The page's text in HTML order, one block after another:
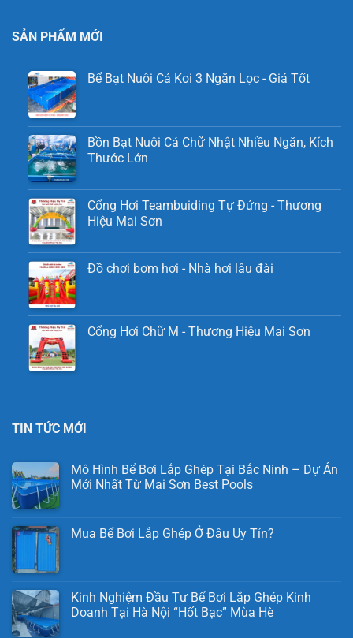
SẢN PHẨM MỚI
Bể Bạt Nuôi Cá Koi 3 Ngăn Lọc - Giá Tốt
Bồn Bạt Nuôi Cá Chữ Nhật Nhiều Ngăn, Kích
Thước Lớn
Cổng Hơi Teambuiding Tự Đứng - Thương
Hiệu Mai Sơn
Đồ chơi bơm hơi - Nhà hơi lâu đài
Cổng Hơi Chữ M - Thương Hiệu Mai Sơn
TIN TỨC MỚI
Mô Hình Bể Bơi Lắp Ghép Tại Bắc Ninh – Dự Án
Mới Nhất Từ Mai Sơn Best Pools
Mua Bể Bơi Lắp Ghép Ở Đâu Uy Tín?
Kinh Nghiệm Đầu Tư Bể Bơi Lắp Ghép Kinh
Doanh Tại Hà Nội “Hốt Bạc” Mùa Hè